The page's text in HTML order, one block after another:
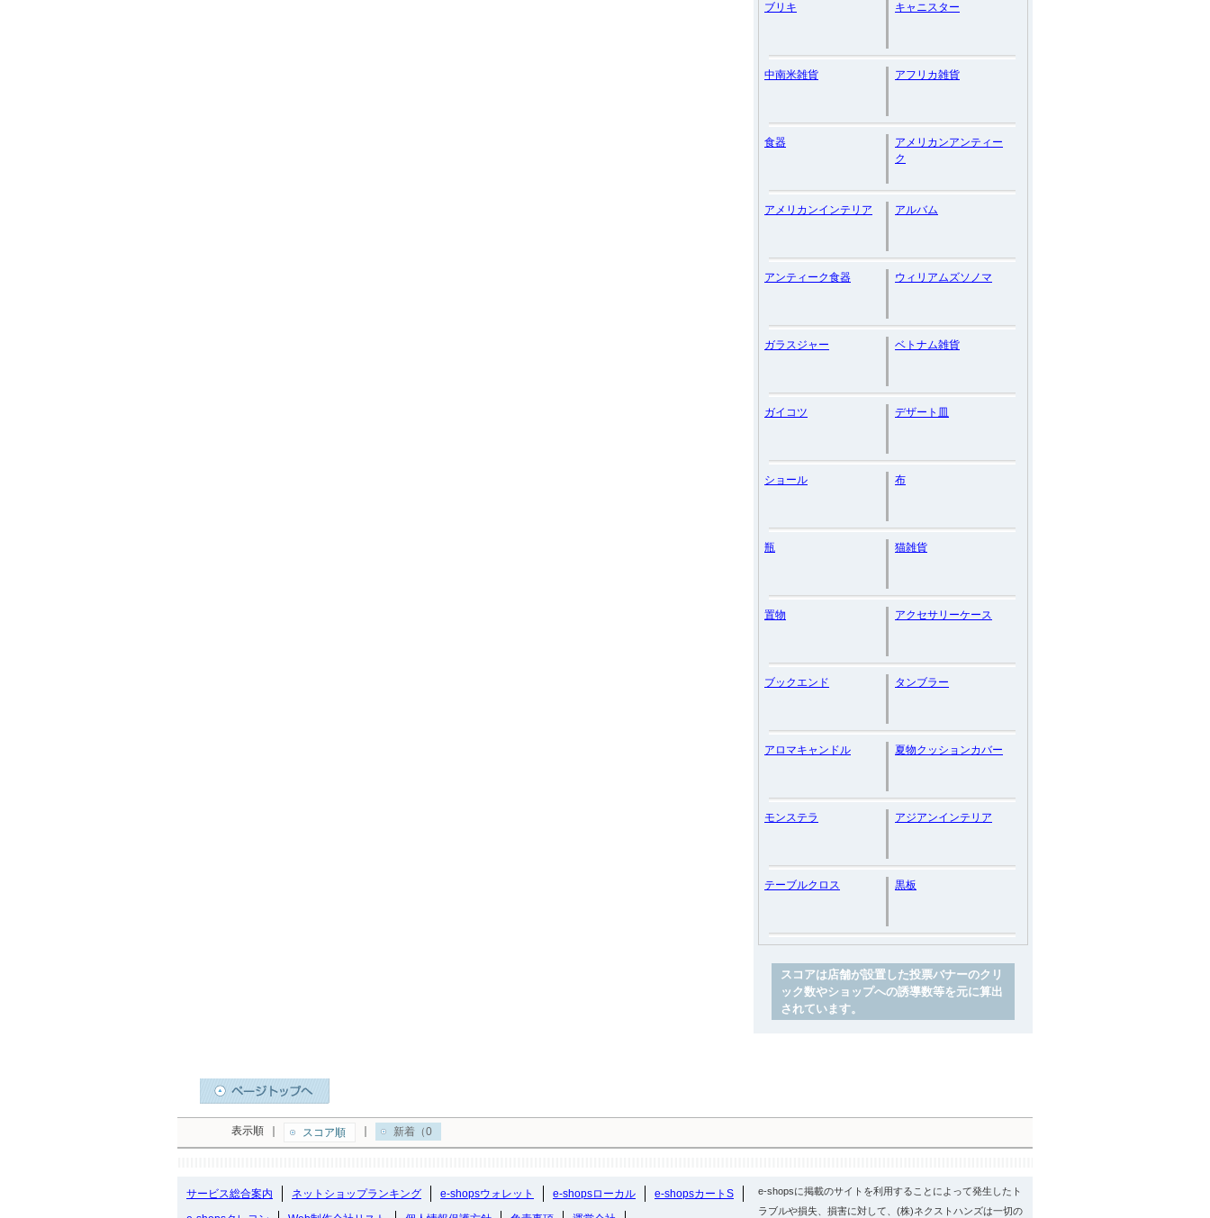
ブリキ キャニスター
中南米雑貨 アフリカ雑貨
食器
アメリカンアンティー
ク
アメリカンインテリア アルバム
アンティーク食器 ウィリアムズソノマ
ガラスジャー ベトナム雑貨
ガイコツ デザート皿
ショール 布
瓶 猫雑貨
置物 アクセサリーケース
ブックエンド タンブラー
アロマキャンドル 夏物クッションカバー
モンステラ アジアンインテリア
テーブルクロス 黒板
スコアは店舗が設置した投票バナーのクリ
ック数やショップへの誘導数等を元に算出
されています。
表示順 スコア順 新着（0
サービス総合案内 ネットショップランキング e-shopsウォレット e-shopsローカル
e-shopsカートS
e-shopsに掲載のサイトを利用することによって発生したト
ラブルや損失、損害に対して、(株)ネクストハンズは一切の